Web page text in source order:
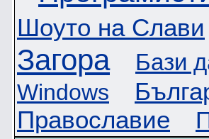
Шоуто на Слави
Загора Бази
Windows
Православие